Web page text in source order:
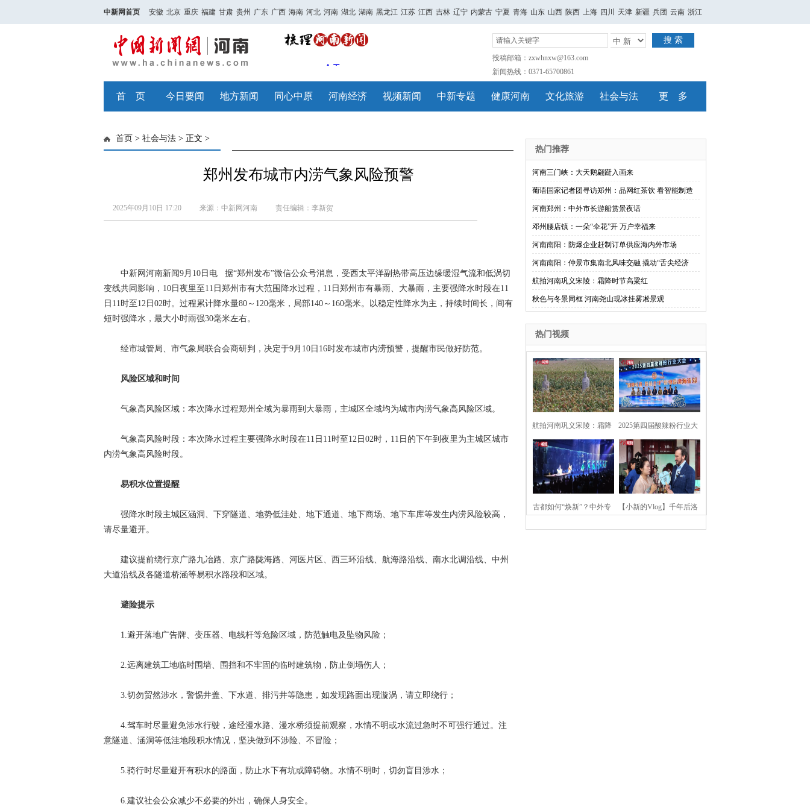
中新网首页 安徽 北京 重庆 福建 甘肃 贵州 广东 广西 海南 河北 河南 湖北 湖南 黑龙江 江苏 江西 吉林 辽宁 内蒙古 宁夏 青海 山东 山西 陕西 上海 四川 天津 新疆 兵团 云南 浙江
搜 索
投稿邮箱：zxwhnxw@163.com
新闻热线：0371-65700861
首 页 今日要闻 地方新闻 同心中原 河南经济 视频新闻 中新专题 健康河南 文化旅游 社会与法 更 多
首页 > 社会与法 > 正文 >
郑州发布城市内涝气象风险预警
2025年09月10日 17:20 来源：中新网河南 责任编辑：李新贺
中新网河南新闻9月10日电 据“郑州发布”微信公众号消息，受西太平洋副热带高压边缘暖湿气流和低涡切
变线共同影响，10日夜里至11日郑州市有大范围降水过程，11日郑州市有暴雨、大暴雨，主要强降水时段在11
日11时至12日02时。过程累计降水量80～120毫米，局部140～160毫米。以稳定性降水为主，持续时间长，间有
短时强降水，最大小时雨强30毫米左右。
经市城管局、市气象局联合会商研判，决定于9月10日16时发布城市内涝预警，提醒市民做好防范。
风险区域和时间
气象高风险区域：本次降水过程郑州全域为暴雨到大暴雨，主城区全域均为城市内涝气象高风险区域。
气象高风险时段：本次降水过程主要强降水时段在11日11时至12日02时，11日的下午到夜里为主城区城市
内涝气象高风险时段。
易积水位置提醒
强降水时段主城区涵洞、下穿隧道、地势低洼处、地下通道、地下商场、地下车库等发生内涝风险较高，
请尽量避开。
建议提前绕行京广路九冶路、京广路陇海路、河医片区、西三环沿线、航海路沿线、南水北调沿线、中州
大道沿线及各隧道桥涵等易积水路段和区域。
避险提示
1.避开落地广告牌、变压器、电线杆等危险区域，防范触电及坠物风险；
2.远离建筑工地临时围墙、围挡和不牢固的临时建筑物，防止倒塌伤人；
3.切勿贸然涉水，警惕井盖、下水道、排污井等隐患，如发现路面出现漩涡，请立即绕行；
4.驾车时尽量避免涉水行驶，途经漫水路、漫水桥须提前观察，水情不明或水流过急时不可强行通过。注
意隧道、涵洞等低洼地段积水情况，坚决做到不涉险、不冒险；
5.骑行时尽量避开有积水的路面，防止水下有坑或障碍物。水情不明时，切勿盲目涉水；
6.建议社会公众减少不必要的外出，确保人身安全。
热门推荐
河南三门峡：大天鹅翩跹入画来
葡语国家记者团寻访郑州：品网红茶饮 看智能制造
河南郑州：中外市长游船赏景夜话
邓州腰店镇：一朵“伞花”开 万户幸福来
河南南阳：防爆企业赶制订单供应海内外市场
河南南阳：仲景市集南北风味交融 撬动“舌尖经济
航拍河南巩义宋陵：霜降时节高粱红
秋色与冬景同框 河南尧山现冰挂雾凇景观
热门视频
航拍河南巩义宋陵：霜降
时节高粱红
2025第四届酸辣粉行业大
会在河南开封举行
古都如何“焕新”？中外专 【小新的Vlog】千年后洛